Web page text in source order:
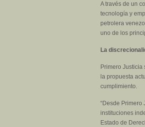
A través de un
tecnología y
petrolera
uno de los
La
Primero
la propuesta
cumplimiento.
“Desde
instituciones
Estado de